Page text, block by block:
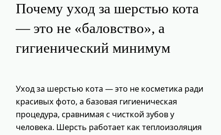
Почему уход за шерстью кота
— это не «баловство», а
гигиенический минимум
Уход за шерстью кота — это не косметика ради
красивых фото, а базовая гигиеническая
процедура, сравнимая с чисткой зубов у
человека. Шерсть работает как теплоизоляция